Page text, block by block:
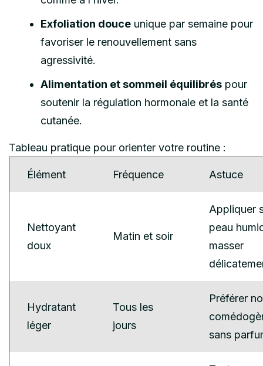
Exfoliation douce unique par semaine pour
favoriser le renouvellement sans
agressivité.
Alimentation et sommeil équilibrés pour
soutenir la régulation hormonale et la santé
cutanée.
Tableau pratique pour orienter votre routine :
Élément Fréquence Astuce
Nettoyant
doux
Matin et soir
Appliquer
peau
masser
Hydratant
léger
Tous les
jours
Préférer
sans